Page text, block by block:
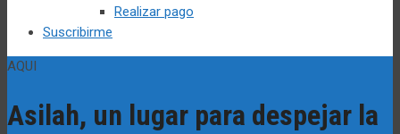
Realizar pago
Suscribirme
AQUI
Asilah, un lugar para despejar la